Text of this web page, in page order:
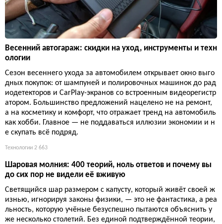
Весенний автогараж: скидки на уход, инструменты и техн
ологии
Сезон весеннего ухода за автомобилем открывает окно выго
дных покупок: от шампуней и полировочных машинок до рад
иодетекторов и CarPlay-экранов со встроенным видеорегистр
атором. Большинство предложений нацелено не на ремонт,
а на косметику и комфорт, что отражает тренд на автомобиль
как хобби. Главное — не поддаваться иллюзии экономии и н
е скупать всё подряд.
Технологии 2 663
Шаровая молния: 400 теорий, ноль ответов и почему вы
до сих пор не видели её вживую
Светящийся шар размером с капусту, который живёт своей ж
изнью, игнорируя законы физики, — это не фантастика, а реа
льность, которую учёные безуспешно пытаются объяснить у
же несколько столетий. Без единой подтверждённой теории,